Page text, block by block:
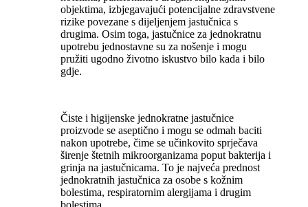
objektima, izbjegavajući potencijalne zdravstvene
rizike povezane s dijeljenjem jastučnica s
drugima. Osim toga, jastučnice za jednokratnu
upotrebu jednostavne su za nošenje i mogu
pružiti ugodno životno iskustvo bilo kada i bilo
gdje.
Čiste i higijenske jednokratne jastučnice
proizvode se aseptično i mogu se odmah baciti
nakon upotrebe, čime se učinkovito sprječava
širenje štetnih mikroorganizama poput bakterija i
grinja na jastučnicama. To je najveća prednost
jednokratnih jastučnica za osobe s kožnim
bolestima, respiratornim alergijama i drugim
bolestima.